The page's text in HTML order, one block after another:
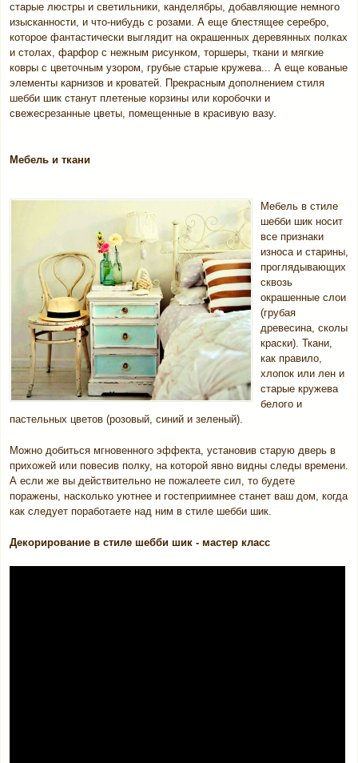
старые люстры и светильники, канделябры, добавляющие немного
изысканности, и что-нибудь с розами. А еще блестящее серебро,
которое фантастически выглядит на окрашенных деревянных полках
и столах, фарфор с нежным рисунком, торшеры, ткани и мягкие
ковры с цветочным узором, грубые старые кружева... А еще кованые
элементы карнизов и кроватей. Прекрасным дополнением стиля
шебби шик станут плетеные корзины или коробочки и
свежесрезанные цветы, помещенные в красивую вазу.
Мебель и ткани
Мебель в стиле
шебби шик носит
все признаки
износа и старины,
проглядывающих
сквозь
окрашенные слои
(грубая
древесина, сколы
краски). Ткани,
как правило,
хлопок или лен и
старые кружева
белого и
пастельных цветов (розовый, синий и зеленый).
Можно добиться мгновенного эффекта, установив старую дверь в
прихожей или повесив полку, на которой явно видны следы времени.
А если же вы действительно не пожалеете сил, то будете
поражены, насколько уютнее и гостеприимнее станет ваш дом, когда
как следует поработаете над ним в стиле шебби шик.
Декорирование в стиле шебби шик - мастер класс